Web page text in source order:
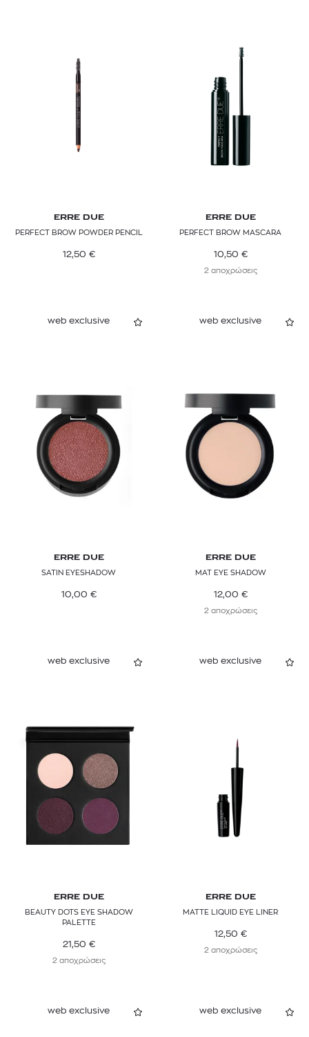
ERRE DUE
PERFECT BROW POWDER PENCIL
12,50 €
ERRE DUE
PERFECT BROW MASCARA
10,50 €
2 αποχρώσεις
web exclusive
ERRE DUE
SATIN EYESHADOW
10,00 €
web exclusive
ERRE DUE
MAT EYE SHADOW
12,00 €
2 αποχρώσεις
web exclusive
ERRE DUE
BEAUTY DOTS EYE SHADOW
PALETTE
21,50 €
2 αποχρώσεις
web exclusive
ERRE DUE
MATTE LIQUID EYE LINER
12,50 €
2 αποχρώσεις
web exclusive web exclusive